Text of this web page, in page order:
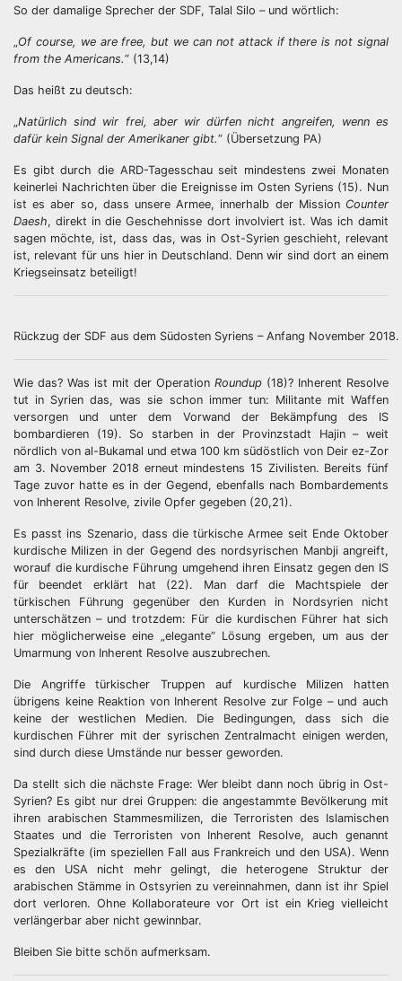
So der damalige Sprecher der SDF, Talal Silo – und wörtlich:
„Of course, we are free, but we can not attack if there is not signal
from the Americans.“ (13,14)
Das heißt zu deutsch:
„Natürlich sind wir frei, aber wir dürfen nicht angreifen, wenn es
dafür kein Signal der Amerikaner gibt.“ (Übersetzung PA)
Es gibt durch die ARD-Tagesschau seit mindestens zwei Monaten
keinerlei Nachrichten über die Ereignisse im Osten Syriens (15). Nun
ist es aber so, dass unsere Armee, innerhalb der Mission Counter
Daesh, direkt in die Geschehnisse dort involviert ist. Was ich damit
sagen möchte, ist, dass das, was in Ost-Syrien geschieht, relevant
ist, relevant für uns hier in Deutschland. Denn wir sind dort an einem
Kriegseinsatz beteiligt!
Rückzug der SDF aus dem Südosten Syriens – Anfang November 2018.
Wie das? Was ist mit der Operation Roundup (18)? Inherent Resolve
tut in Syrien das, was sie schon immer tun: Militante mit Waffen
versorgen und unter dem Vorwand der Bekämpfung des IS
bombardieren (19). So starben in der Provinzstadt Hajin – weit
nördlich von al-Bukamal und etwa 100 km südöstlich von Deir ez-Zor
am 3. November 2018 erneut mindestens 15 Zivilisten. Bereits fünf
Tage zuvor hatte es in der Gegend, ebenfalls nach Bombardements
von Inherent Resolve, zivile Opfer gegeben (20,21).
Es passt ins Szenario, dass die türkische Armee seit Ende Oktober
kurdische Milizen in der Gegend des nordsyrischen Manbji angreift,
worauf die kurdische Führung umgehend ihren Einsatz gegen den IS
für beendet erklärt hat (22). Man darf die Machtspiele der
türkischen Führung gegenüber den Kurden in Nordsyrien nicht
unterschätzen – und trotzdem: Für die kurdischen Führer hat sich
hier möglicherweise eine „elegante“ Lösung ergeben, um aus der
Umarmung von Inherent Resolve auszubrechen.
Die Angriffe türkischer Truppen auf kurdische Milizen hatten
übrigens keine Reaktion von Inherent Resolve zur Folge – und auch
keine der westlichen Medien. Die Bedingungen, dass sich die
kurdischen Führer mit der syrischen Zentralmacht einigen werden,
sind durch diese Umstände nur besser geworden.
Da stellt sich die nächste Frage: Wer bleibt dann noch übrig in Ost-
Syrien? Es gibt nur drei Gruppen: die angestammte Bevölkerung mit
ihren arabischen Stammesmilizen, die Terroristen des Islamischen
Staates und die Terroristen von Inherent Resolve, auch genannt
Spezialkräfte (im speziellen Fall aus Frankreich und den USA). Wenn
es den USA nicht mehr gelingt, die heterogene Struktur der
arabischen Stämme in Ostsyrien zu vereinnahmen, dann ist ihr Spiel
dort verloren. Ohne Kollaborateure vor Ort ist ein Krieg vielleicht
verlängerbar aber nicht gewinnbar.
Bleiben Sie bitte schön aufmerksam.